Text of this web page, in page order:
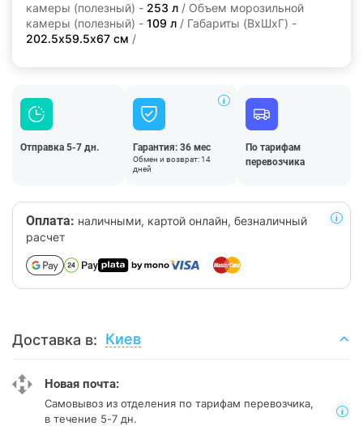
камеры (полезный) - 253 л / Объем морозильной
камеры (полезный) - 109 л / Габариты (ВхШхГ) -
202.5x59.5x67 см /
Отправка 5-7 дн. Гарантия: 36 мес
Обмен и возврат: 14
дней
По тарифам
перевозчика
Оплата: наличными, картой онлайн, безналичный
расчет
Доставка в: Киев
Новая почта:
Самовывоз из отделения по тарифам перевозчика,
в течение 5-7 дн.